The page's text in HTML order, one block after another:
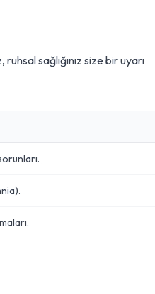
sağlığınız size bir uyarı